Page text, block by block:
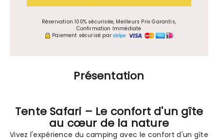
Réservation 100% sécurisée, Meilleurs Prix Garantis,
Confirmation Immédiate
Paiement sécurisé par
Présentation
Tente Safari – Le confort d'un gîte
au cœur de la nature
Vivez l'expérience du camping avec le confort d'un gîte